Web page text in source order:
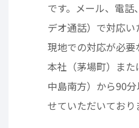
です。メール、電話
デオ通話）で対応い
現地での対応が必
本社（茅場町）ま
中島南方）から90
せていただいており